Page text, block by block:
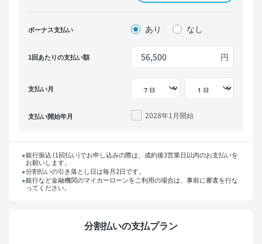
ボーナス支払い あり なし
1回あたりの支払い額 円
支払い月
支払い開始年月 2028年1月開始
銀行振込 (1回払い)でお申し込みの際は、成約後3営業日以内のお支払いを
お願いします。
分割払いの引き落とし日は毎月2日です。
銀行など金融機関のマイカーローンをご利用の場合は、事前に審査を行な
ってください。
マイカーローンをご利用の方へ
分割払いの支払プラン